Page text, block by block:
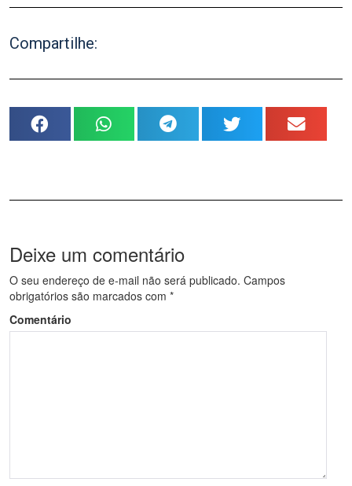
Compartilhe:
Deixe um comentário
O seu endereço de e-mail não será publicado. Campos
obrigatórios são marcados com *
Comentário